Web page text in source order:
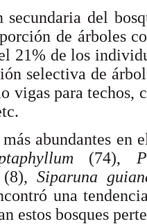
del
de árboles
21% de los
selectiva de
vigas para techos,
abundantes en
(74),
(8),Siparuna
una
estos bosques